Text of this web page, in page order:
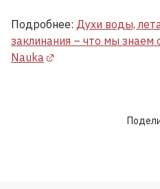
Подробнее: Духи воды,
заклинания – что мы знаем
Nauka